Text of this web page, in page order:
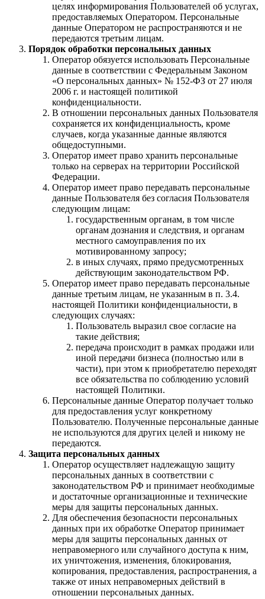
целях информирования Пользователей об услугах,
предоставляемых Оператором. Персональные
данные Оператором не распространяются и не
передаются третьим лицам.
Порядок обработки персональных данных
Оператор обязуется использовать Персональные
данные в соответствии с Федеральным Законом
«О персональных данных» № 152-ФЗ от 27 июля
2006 г. и настоящей политикой
конфиденциальности.
В отношении персональных данных Пользователя
сохраняется их конфиденциальность, кроме
случаев, когда указанные данные являются
общедоступными.
Оператор имеет право хранить персональные
только на серверах на территории Российской
Федерации.
Оператор имеет право передавать персональные
данные Пользователя без согласия Пользователя
следующим лицам:
государственным органам, в том числе
органам дознания и следствия, и органам
местного самоуправления по их
мотивированному запросу;
в иных случаях, прямо предусмотренных
действующим законодательством РФ.
Оператор имеет право передавать персональные
данные третьим лицам, не указанным в п. 3.4.
настоящей Политики конфиденциальности, в
следующих случаях:
Пользователь выразил свое согласие на
такие действия;
передача происходит в рамках продажи или
иной передачи бизнеса (полностью или в
части), при этом к приобретателю переходят
все обязательства по соблюдению условий
настоящей Политики.
Персональные данные Оператор получает только
для предоставления услуг конкретному
Пользователю. Полученные персональные данные
не используются для других целей и никому не
передаются.
Защита персональных данных
Оператор осуществляет надлежащую защиту
персональных данных в соответствии с
законодательством РФ и принимает необходимые
и достаточные организационные и технические
меры для защиты персональных данных.
Для обеспечения безопасности персональных
данных при их обработке Оператор принимает
меры для защиты персональных данных от
неправомерного или случайного доступа к ним,
их уничтожения, изменения, блокирования,
копирования, предоставления, распространения, а
также от иных неправомерных действий в
отношении персональных данных.